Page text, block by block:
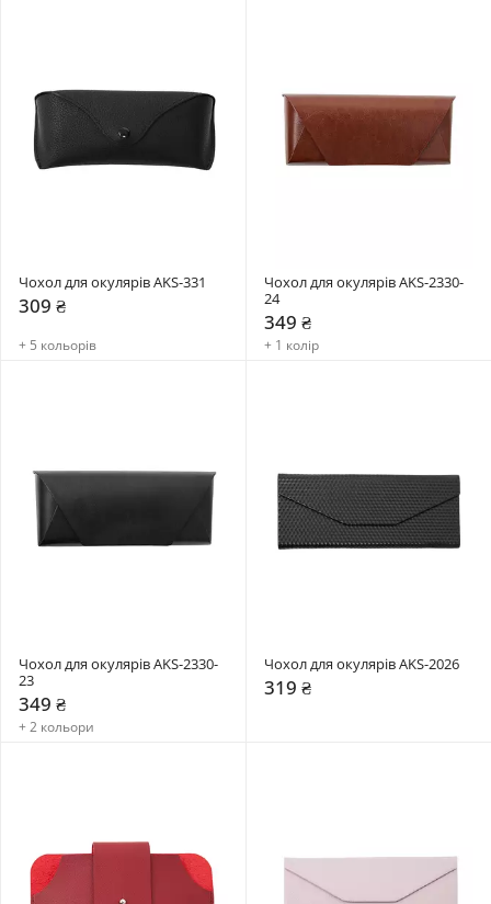
Чохол для окулярів AKS-331
309 ₴
+ 5 кольорів
Чохол для окулярів AKS-2330-
24
349 ₴
+ 1 колір
Чохол для окулярів AKS-2330-
23
349 ₴
+ 2 кольори
Чохол для окулярів AKS-2026
319 ₴